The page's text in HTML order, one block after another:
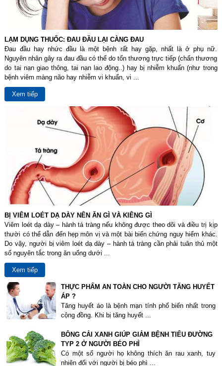
LẠM DỤNG THUỐC: ĐAU ĐẦU LẠI CÀNG ĐAU
Đau đầu hay nhức đầu là một bệnh rất hay gặp, nhất là ở phụ nữ.
Nguyên nhân gây ra đau đầu có thể do tổn thương trực tiếp (chấn thương
do tai nạn giao thông, tai nạn lao động..) hay bị nhiễm khuẩn (như trong
bệnh viêm màng não hay nhiễm vi khuẩn, vi ...
Xem tiếp
BỊ VIÊM LOÉT DẠ DÀY NÊN ĂN GÌ VÀ KIÊNG GÌ
Viêm loét dạ dày – hành tá tràng nếu không được theo dõi và điều trị kịp
thười có thể dẫn đến hẹp môn vị và một bài biến chứng nguy hiểm khác.
Do vậy, người bị viêm loét dạ dày – hành tá tràng cần phải tuân thủ một
số nguyên tắc trong ăn uống dưới ...
Xem tiếp
THỰC PHẨM AN TOÀN CHO NGƯỜI TĂNG HUYẾT
ÁP ?
Tăng huyết áo là bệnh mạn tính phổ biến nhất trong
cộng đồng. Khi bị tăng huyết ...
BÔNG CẢI XANH GIÚP GIẢM BỆNH TIỂU ĐƯỜNG
TYP 2 Ở NGƯỜI BÉO PHÌ
Có một số người họ không thích ăn rau xanh, tuy
nhiên đối với người bị béo phì ...